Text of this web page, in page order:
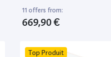
11 offers from:
669,90 €
Top Produit